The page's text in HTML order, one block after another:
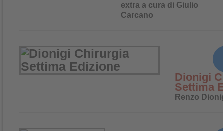
extra a cura di Giulio
Carcano
Dionigi
Settima
Renzo